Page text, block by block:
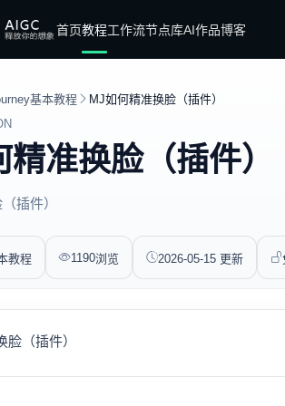
首页教程工作流节点库AI作品博客
基本教程
MJ如何精准换脸（插件）
准换脸（插件）
插件）
教程 1190浏览 2026-05-15 更新
脸（插件）